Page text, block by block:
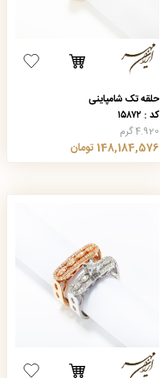
حلقه تک شامپاینی
کد : ۱۵۸۷۲
4.920 گرم
148,184,576 تومان